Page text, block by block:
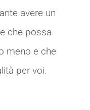
avere un
che possa
meno e che
per voi.